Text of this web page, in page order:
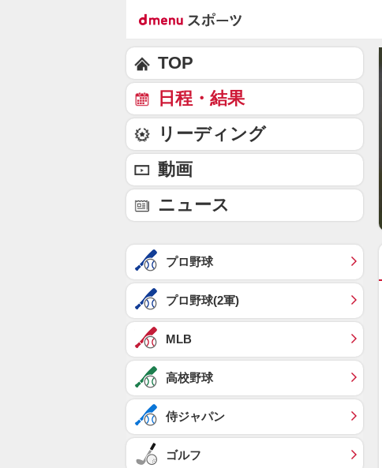
TOP
日程・結果
リーディング
動画
ニュース
プロ野球
プロ野球(2軍)
MLB
高校野球
侍ジャパン
ゴルフ